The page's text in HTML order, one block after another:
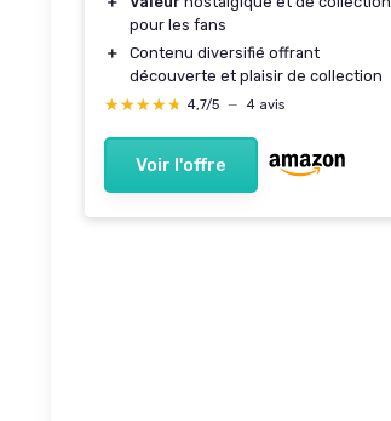
pour les fans
＋
Contenu diversifié offrant
découverte et plaisir de collection
★★★★★
★★★★★ 4,7/5 — 4 avis
Voir l'offre